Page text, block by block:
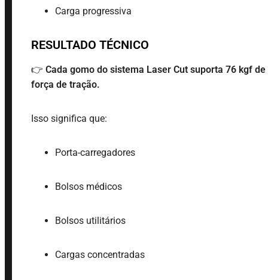
Carga progressiva
RESULTADO TÉCNICO
👉 Cada gomo do sistema Laser Cut suporta 76 kgf de
força de tração.
Isso significa que:
Porta-carregadores
Bolsos médicos
Bolsos utilitários
Cargas concentradas